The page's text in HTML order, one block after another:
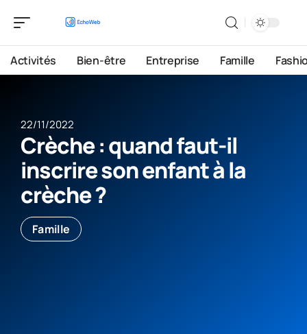
Activités Bien-être Entreprise Famille
22/11/2022
Crèche : quand faut-il
inscrire son enfant à la
crèche ?
Famille